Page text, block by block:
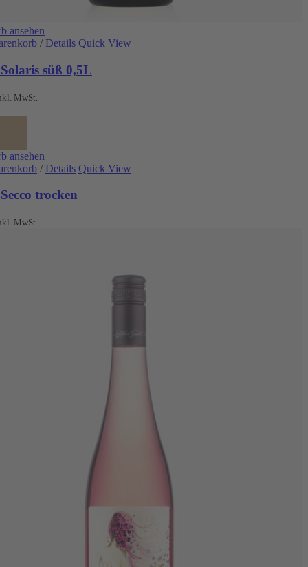
ansehen
/ Details Quick View
süß 0,5L
MwSt.
ansehen
/ Details Quick View
trocken
MwSt.